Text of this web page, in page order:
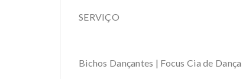
SERVIÇO
Bichos Dançantes | Focus Cia de Dança